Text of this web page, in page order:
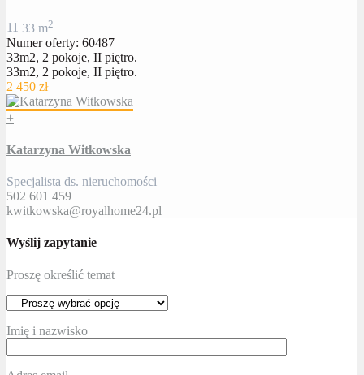
11 33 m2
Numer oferty: 60487
33m2, 2 pokoje, II piętro.
33m2, 2 pokoje, II piętro.
2 450 zł
+
Katarzyna Witkowska
Specjalista ds. nieruchomości
502 601 459
kwitkowska@royalhome24.pl
Wyślij zapytanie
Proszę określić temat
Imię i nazwisko